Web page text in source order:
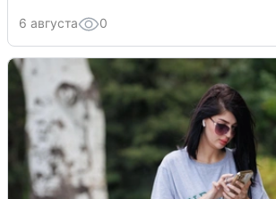
6 августа 0